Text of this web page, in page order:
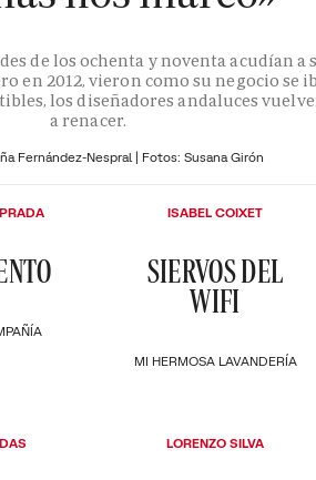
de los ochenta y noventa acudían a
en 2012, vieron como su negocio se
los diseñadores andaluces
a renacer.
Fernández-Nespral | Fotos: Susana Girón
MI HERMOSA LAVANDERÍA
SIERVOS DEL
WIFI
ISABEL COIXET
LORENZO SILVA